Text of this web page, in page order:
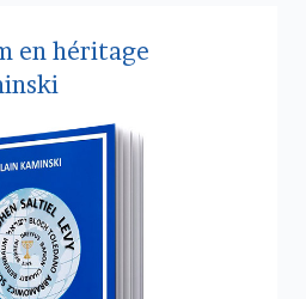
en héritage